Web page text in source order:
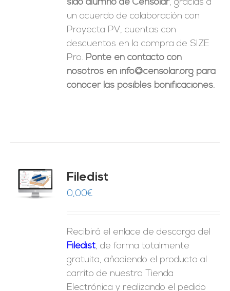
sido alumno de Censolar, gracias a
un acuerdo de colaboración con
Proyecta PV, cuentas con
descuentos en la compra de SIZE
Pro. Ponte en contacto con
nosotros en info@censolar.org para
conocer las posibles bonificaciones.
Filedist
0,00€
Recibirá el enlace de descarga del
Filedist, de forma totalmente
gratuita, añadiendo el producto al
carrito de nuestra Tienda
Electrónica y realizando el pedido